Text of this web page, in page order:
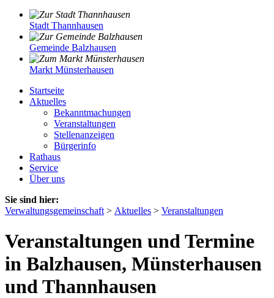
Stadt Thannhausen
Gemeinde Balzhausen
Markt Münsterhausen
Startseite
Aktuelles
Bekanntmachungen
Veranstaltungen
Stellenanzeigen
Bürgerinfo
Rathaus
Service
Über uns
Sie sind hier:
Verwaltungsgemeinschaft > Aktuelles > Veranstaltungen
Veranstaltungen und Termine
in Balzhausen, Münsterhausen
und Thannhausen